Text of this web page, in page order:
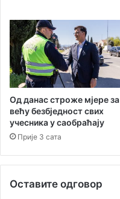
Од данас строже мјере за
већу безбједност свих
учесника у саобраћају
Прије 3 сата
Оставите одговор